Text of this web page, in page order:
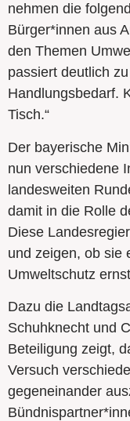
nehmen die
Bürger*innen aus
den Themen
passiert deutlich
Handlungsbedarf.
Tisch.“
Der bayerische
nun verschiedene
landesweiten
damit in die Rolle
Diese
und zeigen, ob sie
Umweltschutz
Dazu die
Schuhknecht und
Beteiligung zeigt,
Versuch
gegeneinander